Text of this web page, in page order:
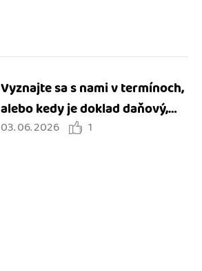
Vyznajte sa s nami v termínoch,
alebo kedy je doklad daňový,
ako sa líši od dokladu o kúpe a
03. 06. 2026 1